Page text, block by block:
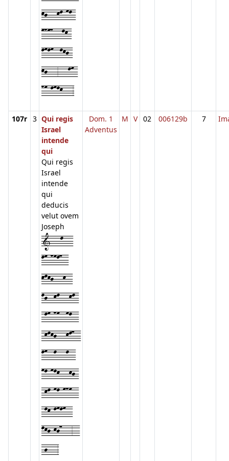
kj---kl-ml-
mnm7---lk-
lmlm--lkj-
kj---3---lm-
nm-lmlk---3
107r 3 Qui regis
Israel
intende
qui
Qui regis
Israel
intende
qui
deducis
velut ovem
Joseph
1---l---
lm-nml7--
klkj---k--
lj--kl---kl-
-lm-nm--ml--
-klkj---kl7--
lm--l---l--
ml-mlk---kj-
-kl-ml-mnm--
-lk-lmlm--
lkj-kj7---3--
-j---3
Dom. 1
Adventus
M V 02 006129b 7